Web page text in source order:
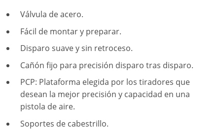
Válvula de acero.
Fácil de montar y preparar.
Disparo suave y sin retroceso.
Cañón fijo para precisión disparo tras disparo.
PCP: Plataforma elegida por los tiradores que
desean la mejor precisión y capacidad en una
pistola de aire.
Soportes de cabestrillo.